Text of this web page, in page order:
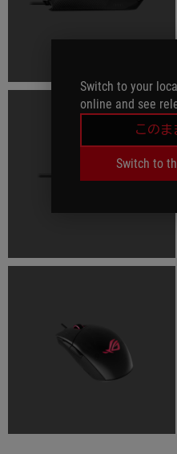
Switch to your
online and see
このま
Switch to